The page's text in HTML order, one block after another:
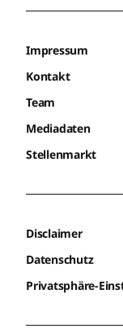
Impressum
Kontakt
Team
Mediadaten
Stellenmarkt
Disclaimer
Datenschutz
Privatsphäre-